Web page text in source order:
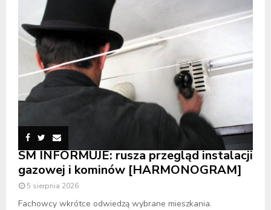
SM INFORMUJE: rusza przegląd instalacji
gazowej i kominów [HARMONOGRAM]
5 sierpnia 2026
Fachowcy wkrótce odwiedzą wybrane mieszkania.